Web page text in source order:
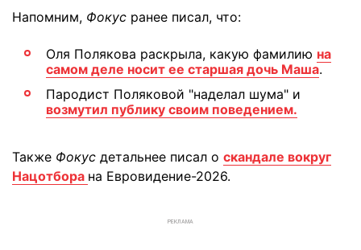
Напомним, Фокус ранее писал, что:
Оля Полякова раскрыла, какую фамилию на
самом деле носит ее старшая дочь Маша.
Пародист Поляковой "наделал шума" и
возмутил публику своим поведением.
Также Фокус детальнее писал о скандале вокруг
Нацотбора на Евровидение-2026.
РЕКЛАМА